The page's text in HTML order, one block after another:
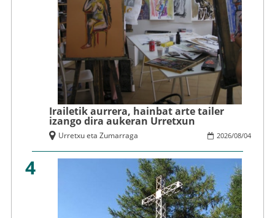
Irailetik aurrera, hainbat arte tailer
izango dira aukeran Urretxun
2026/08/04
Urretxu eta Zumarraga
4